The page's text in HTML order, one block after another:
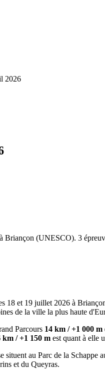
2026
(UNESCO). 3
18 et 19 juillet 2026 à
de la ville la plus haute
Parcours 14 km / +1 000 m
km / +1 150 m est quant à elle
situent au Parc de la
et du Queyras.